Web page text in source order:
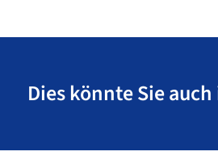
Dies könnte Sie